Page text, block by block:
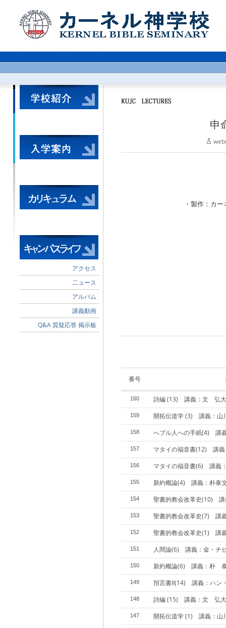
アクセス
二ュース
アルバム
講義動画
Q&A 質疑応答 掲示板
申
・製作：カ
番号
160 詩編 (13) 講義：文 弘
159 開拓伝道学 (3) 講義：山
158 へブル人への手紙(4) 講
157 マタイの福音書(12) 講
156 マタイの福音書(6) 講義
155 新約概論(4) 講義：朴泰
154 聖書的教会改革史(10)
153 聖書的教会改革史(7) 講
152 聖書的教会改革史(1) 講
151 人間論(6) 講義：金・チ
150 新約概論(6) 講義：朴
149 預言書II(14) 講義：ハン
148 詩編 (15) 講義：文 弘
147 開拓伝道学 (1) 講義：山